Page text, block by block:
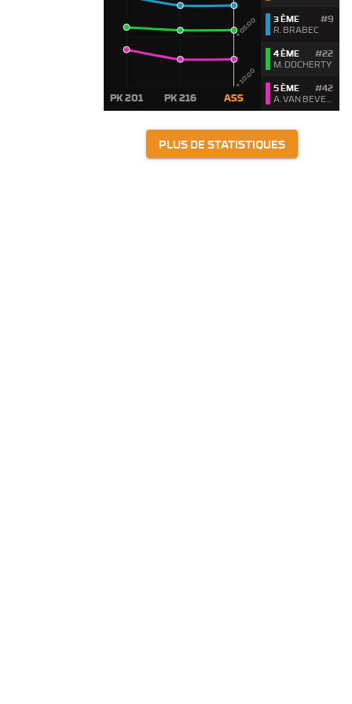
3 ÈME #9
R. BRABEC
4 ÈME #22
M. DOCHERTY
5 ÈME #42
PLUS DE STATISTIQUES